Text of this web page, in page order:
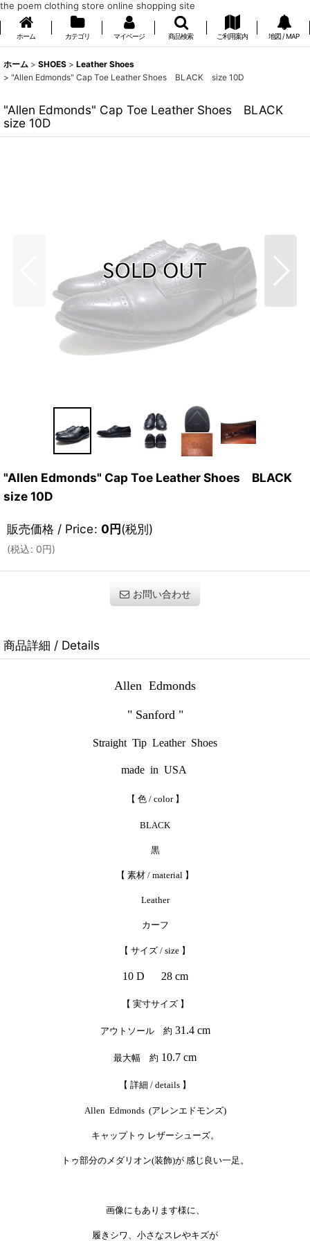
the poem clothing store online shopping site
ホーム カテゴリ マイページ 商品検索 ご利用案内 地図 / MAP
ホーム > SHOES > Leather Shoes
> "Allen Edmonds" Cap Toe Leather Shoes BLACK size 10D
"Allen Edmonds" Cap Toe Leather Shoes BLACK
size 10D
"Allen Edmonds" Cap Toe Leather Shoes BLACK
size 10D
販売価格 / Price: 0円(税別)
(税込: 0円)
お問い合わせ
商品詳細 / Details
Allen Edmonds
" Sanford "
Straight Tip Leather Shoes
made in USA
【 色 / color 】
BLACK
黒
【 素材 / material 】
Leather
カーフ
【 サイズ / size 】
10 D 28 cm
【 実寸サイズ 】
アウトソール 約 31.4 cm
最大幅 約 10.7 cm
【 詳細 / details 】
Allen Edmonds (アレンエドモンズ)
キャップトゥ レザーシューズ。
トゥ部分のメダリオン(装飾)が 感じ良い一足。
画像にもあります様に、
履きシワ、小さなスレやキズが